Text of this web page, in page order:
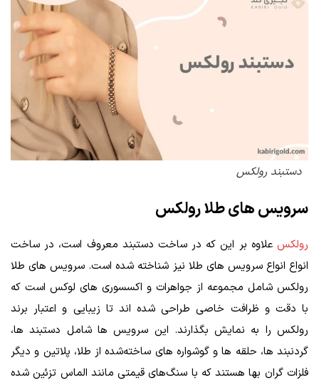
دستبند رولکس
سرویس‌ های طلا رولکس
رولکس علاوه بر این که در ساخت دستبند معروف است، در ساخت
انواع انواع سرویس های طلا نیز شناخته شده است. سرویس ‌های طلا
رولکس شامل مجموعه‌ از جواهرات و اکسسوری‌ های لوکس است که
با دقت و ظرافت خاصی طراحی شده ‌اند تا زیبایی و اعتبار برند
رولکس را به نمایش بگذارند. این سرویس‌ ها شامل دستبند ها،
گردنبند ها، حلقه‌ ها و گوشواره ‌های ساخته‌شده از طلا، پلاتین و دیگر
فلزات گران بها هستند که با سنگ‌های قیمتی مانند الماس تزئین شده